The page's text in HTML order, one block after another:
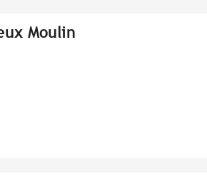
Moulin